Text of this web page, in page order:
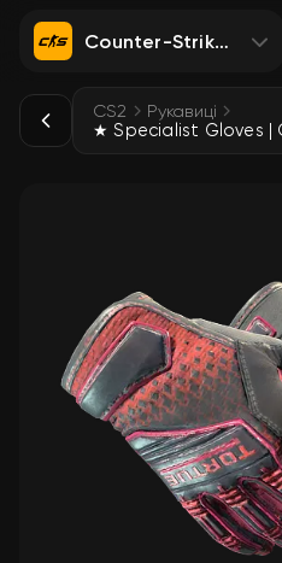
Counter-Strike 2
CS2 Рукавиці